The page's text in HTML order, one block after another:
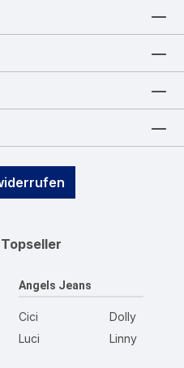
Topseller
Angels Jeans
Cici
Luci
Dolly
Linny